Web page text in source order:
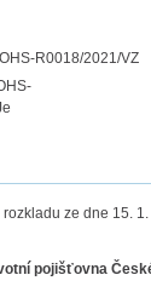
R0018/2021/VZ
ze dne 15.
pojišťovna